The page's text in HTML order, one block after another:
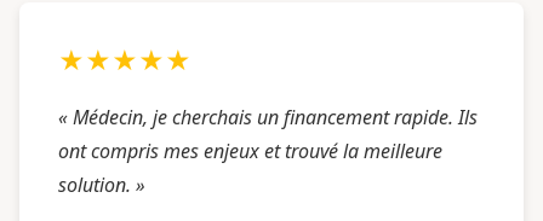
★★★★★
« Médecin, je cherchais un financement rapide. Ils
ont compris mes enjeux et trouvé la meilleure
solution. »